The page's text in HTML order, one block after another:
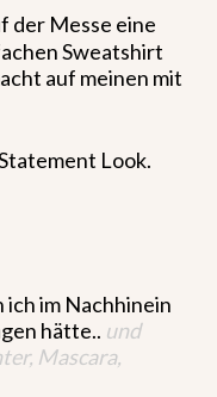
der Messe eine
Sweatshirt
auf meinen mit
Look.
im Nachhinein
hätte.. und
Mascara,